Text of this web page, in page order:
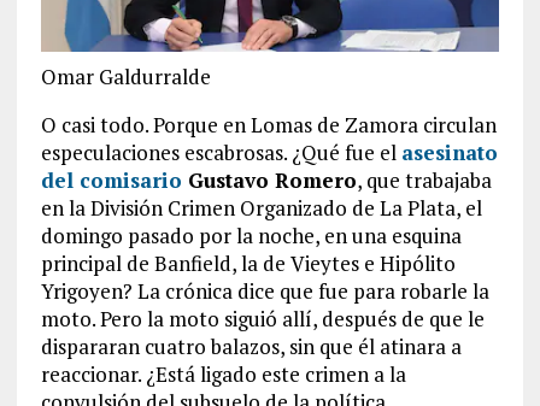
Omar Galdurralde
O casi todo. Porque en Lomas de Zamora circulan
especulaciones escabrosas. ¿Qué fue el asesinato
del comisario Gustavo Romero, que trabajaba
en la División Crimen Organizado de La Plata, el
domingo pasado por la noche, en una esquina
principal de Banfield, la de Vieytes e Hipólito
Yrigoyen? La crónica dice que fue para robarle la
moto. Pero la moto siguió allí, después de que le
dispararan cuatro balazos, sin que él atinara a
reaccionar. ¿Está ligado este crimen a la